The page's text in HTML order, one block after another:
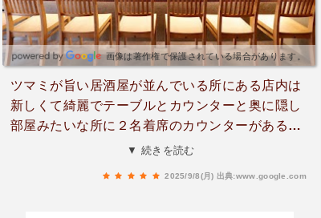
画像は著作権で保護されている場合があります。
ツマミが旨い居酒屋が並んでいる所にある店内は
新しくて綺麗でテーブルとカウンターと奥に隠し
部屋みたいな所に２名着席のカウンターがあるメ
ニューは創作的なツマミが多くて女子受けする感
▼ 続きを読む
2025/9/8(月) 出典:www.google.com